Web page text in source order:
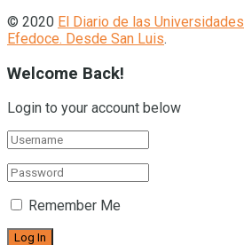
© 2020 El Diario de las Universidades
Efedoce. Desde San Luis.
Welcome Back!
Login to your account below
Remember Me